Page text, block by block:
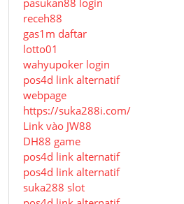
pasukan88 login
receh88
gas1m daftar
lotto01
wahyupoker login
pos4d link alternatif
webpage
https://suka288i.com/
Link vào JW88
DH88 game
pos4d link alternatif
pos4d link alternatif
suka288 slot